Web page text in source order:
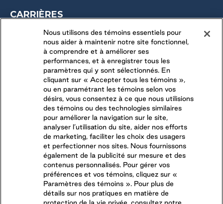
CARRIÈRES
OPPORTUNITÉS SAISONNIÈRES
DERNIÈRES OPPORTUNITÉS
CONNECTEZ-VOUS AVEC NOUS
SUIVEZ-NOUS SUR
Nous utilisons des témoins essentiels pour
nous aider à maintenir notre site fonctionnel,
à comprendre et à améliorer ses
performances, et à enregistrer tous les
paramètres qui y sont sélectionnés. En
cliquant sur « Accepter tous les témoins »,
ou en paramétrant les témoins selon vos
désirs, vous consentez à ce que nous utilisions
des témoins ou des technologies similaires
pour améliorer la navigation sur le site,
analyser l’utilisation du site, aider nos efforts
de marketing, faciliter les choix des usagers
et perfectionner nos sites. Nous fournissons
également de la publicité sur mesure et des
contenus personnalisés. Pour gérer vos
préférences et vos témoins, cliquez sur «
Paramètres des témoins ». Pour plus de
détails sur nos pratiques en matière de